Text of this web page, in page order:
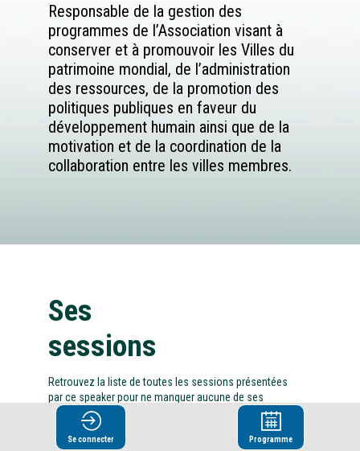
Responsable de la gestion des
programmes de l’Association visant à
conserver et à promouvoir les Villes du
patrimoine mondial, de l’administration
des ressources, de la promotion des
politiques publiques en faveur du
développement humain ainsi que de la
motivation et de la coordination de la
collaboration entre les villes membres.
Ses
sessions
Retrouvez la liste de toutes les sessions présentées
par ce speaker pour ne manquer aucune de ses
interventions.
Toutes les sessions
Se connecter Programme